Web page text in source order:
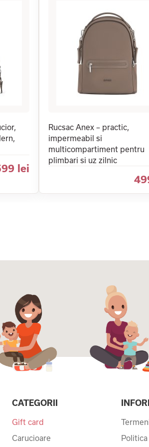
lei
Rucsac Anex – practic,
impermeabil si
multicompartiment pentru
plimbari si uz zilnic
CATEGORII
Gift card
Carucioare